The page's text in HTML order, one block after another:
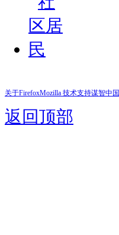
关于FirefoxMozilla 技术支持谋智中国
返回顶部